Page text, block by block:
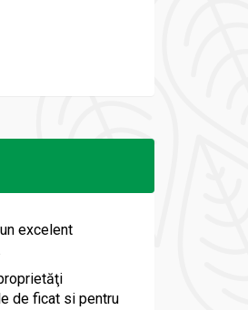
excelent
de ficat si pentru